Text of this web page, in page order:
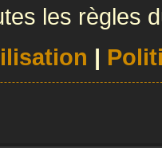
les règles
|